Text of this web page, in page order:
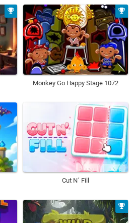
Monkey Go Happy Stage 1072
Cut N´ Fill